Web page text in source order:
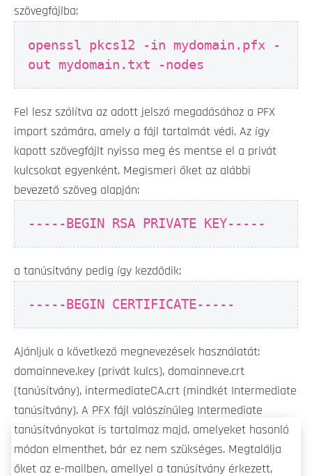
szövegfájlba:
openssl pkcs12 -in mydomain.pfx -
out mydomain.txt -nodes
Fel lesz szólítva az adott jelszó megadásához a PFX
import számára, amely a fájl tartalmát védi. Az így
kapott szövegfájlt nyissa meg és mentse el a privát
kulcsokat egyenként. Megismeri őket az alábbi
bevezető szöveg alapján:
-----BEGIN RSA PRIVATE KEY-----
a tanúsítvány pedig így kezdődik:
-----BEGIN CERTIFICATE-----
Ajánljuk a következő megnevezések használatát:
domainneve.key (privát kulcs), domainneve.crt
(tanúsítvány), intermediateCA.crt (mindkét Intermediate
tanúsítvány). A PFX fájl valószínűleg Intermediate
tanúsítványokat is tartalmaz majd, amelyeket hasonló
módon elmenthet, bár ez nem szükséges. Megtalálja
őket az e-mailben, amellyel a tanúsítvány érkezett,